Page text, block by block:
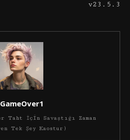
v23.5.3
Taht İçin Savaştığı Zaman
Tek Şey Kaostur)